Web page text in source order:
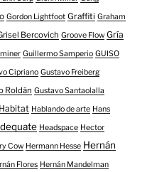
Gordon Lightfoot Graffiti Graham
Bercovich Groove Flow Gría
Guillermo Samperio GUISO
Cipriano Gustavo Freiberg
Roldán Gustavo Santaolalla
Habitat Hablando de arte Hans
Headspace Hector
Cow Hermann Hesse Hernán
Flores Hernán Mandelman